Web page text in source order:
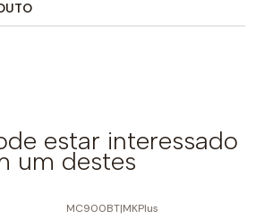
estar interessado
um destes
MC900BT|MKPlus